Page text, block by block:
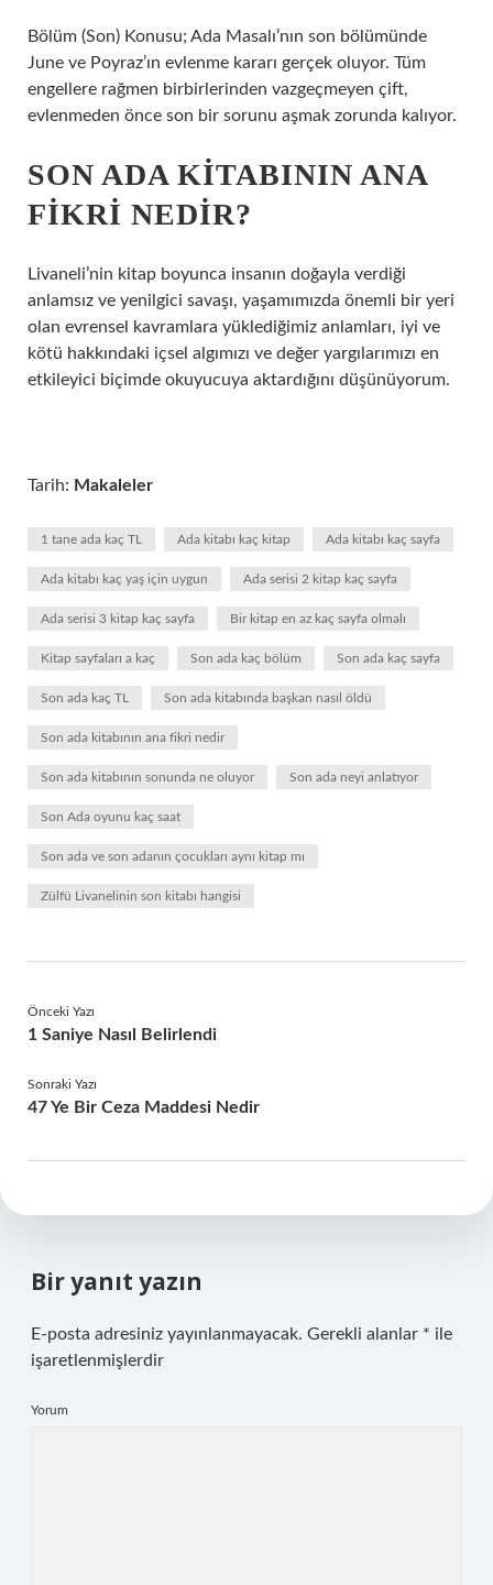
Bölüm (Son) Konusu; Ada Masalı’nın son bölümünde
June ve Poyraz’ın evlenme kararı gerçek oluyor. Tüm
engellere rağmen birbirlerinden vazgeçmeyen çift,
evlenmeden önce son bir sorunu aşmak zorunda kalıyor.
SON ADA KITABININ ANA
FIKRI NEDIR?
Livaneli’nin kitap boyunca insanın doğayla verdiği
anlamsız ve yenilgici savaşı, yaşamımızda önemli bir yeri
olan evrensel kavramlara yüklediğimiz anlamları, iyi ve
kötü hakkındaki içsel algımızı ve değer yargılarımızı en
etkileyici biçimde okuyucuya aktardığını düşünüyorum.
Tarih: Makaleler
1 tane ada kaç TL Ada kitabı kaç kitap Ada kitabı kaç sayfa
Ada kitabı kaç yaş için uygun Ada serisi 2 kitap kaç sayfa
Ada serisi 3 kitap kaç sayfa Bir kitap en az kaç sayfa olmalı
Kitap sayfaları a kaç Son ada kaç bölüm Son ada kaç sayfa
Son ada kaç TL Son ada kitabında başkan nasıl öldü
Son ada kitabının ana fikri nedir
Son ada kitabının sonunda ne oluyor Son ada neyi anlatıyor
Son Ada oyunu kaç saat
Son ada ve son adanın çocukları aynı kitap mı
Zülfü Livanelinin son kitabı hangisi
Önceki Yazı
1 Saniye Nasıl Belirlendi
Sonraki Yazı
47 Ye Bir Ceza Maddesi Nedir
Bir yanıt yazın
E-posta adresiniz yayınlanmayacak. Gerekli alanlar * ile
işaretlenmişlerdir
Yorum